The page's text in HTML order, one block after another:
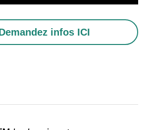
infos ICI